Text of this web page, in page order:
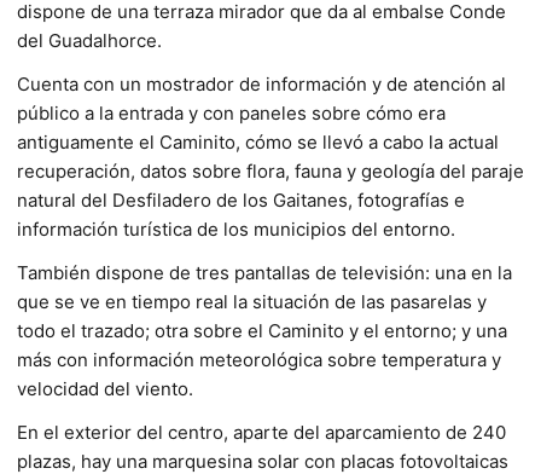
dispone de una terraza mirador que da al embalse Conde
del Guadalhorce.
Cuenta con un mostrador de información y de atención al
público a la entrada y con paneles sobre cómo era
antiguamente el Caminito, cómo se llevó a cabo la actual
recuperación, datos sobre flora, fauna y geología del paraje
natural del Desfiladero de los Gaitanes, fotografías e
información turística de los municipios del entorno.
También dispone de tres pantallas de televisión: una en la
que se ve en tiempo real la situación de las pasarelas y
todo el trazado; otra sobre el Caminito y el entorno; y una
más con información meteorológica sobre temperatura y
velocidad del viento.
En el exterior del centro, aparte del aparcamiento de 240
plazas, hay una marquesina solar con placas fotovoltaicas